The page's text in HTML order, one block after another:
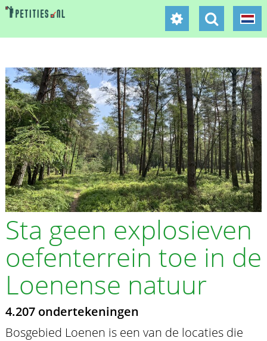
Sta geen explosieven
oefenterrein toe in de
Loenense natuur
4.207 ondertekeningen
Bosgebied Loenen is een van de locaties die